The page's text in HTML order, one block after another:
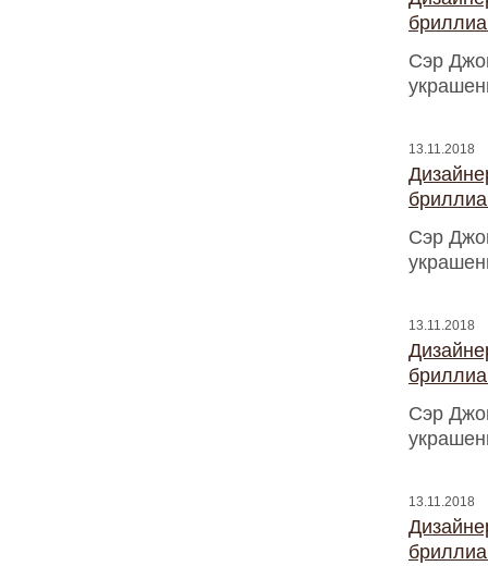
Сэр
13.11.2018
Сэр
13.11.2018
Сэр
13.11.2018